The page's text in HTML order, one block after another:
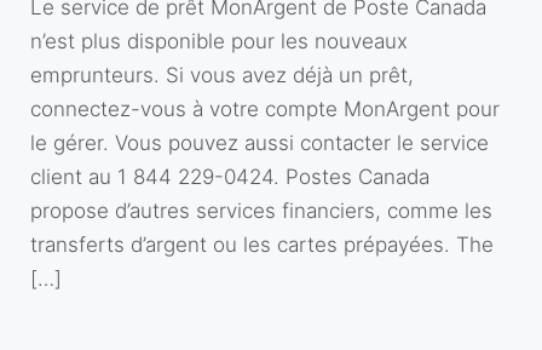
Le service de prêt MonArgent de Poste Canada
n’est plus disponible pour les nouveaux
emprunteurs. Si vous avez déjà un prêt,
connectez-vous à votre compte MonArgent pour
le gérer. Vous pouvez aussi contacter le service
client au 1 844 229-0424. Postes Canada
propose d’autres services financiers, comme les
transferts d’argent ou les cartes prépayées. The
[…]